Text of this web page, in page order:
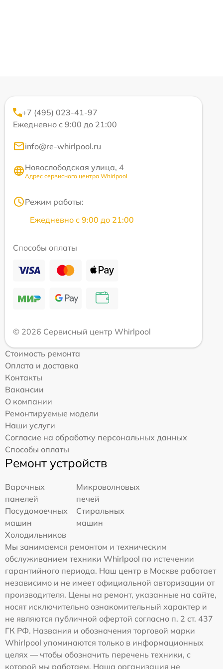
+7 (495) 023-41-97
Ежедневно с 9:00 до 21:00
info@re-whirlpool.ru
Новослободская улица, 4
Адрес сервисного центра Whirlpool
Режим работы:
Ежедневно с 9:00 до 21:00
Способы оплаты
© 2026 Сервисный центр Whirlpool
Стоимость ремонта
Оплата и доставка
Контакты
Вакансии
О компании
Ремонтируемые модели
Наши услуги
Согласие на обработку персональных данных
Способы оплаты
Ремонт устройств
Варочных
панелей
Микроволновых
печей
Посудомоечных
машин
Стиральных
машин
Холодильников
Мы занимаемся ремонтом и техническим
обслуживанием техники Whirlpool по истечении
гарантийного периода. Наш центр в Москве работает
независимо и не имеет официальной авторизации от
производителя. Цены на ремонт, указанные на сайте,
носят исключительно ознакомительный характер и
не являются публичной офертой согласно п. 2 ст. 437
ГК РФ. Названия и обозначения торговой марки
Whirlpool упоминаются только в информационных
целях — чтобы обозначить перечень техники, с
которой мы работаем. Наша организация не